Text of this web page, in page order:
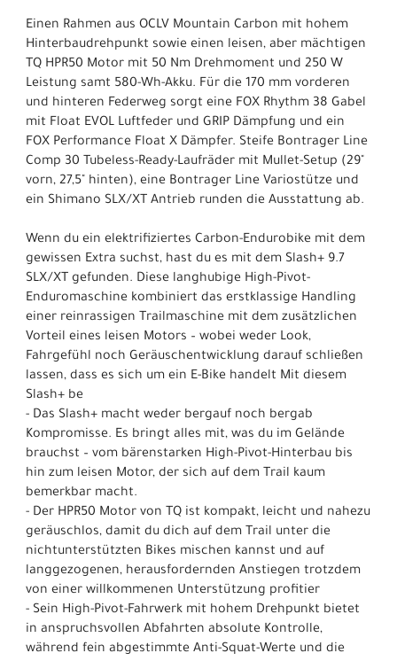
Einen Rahmen aus OCLV Mountain Carbon mit hohem
Hinterbaudrehpunkt sowie einen leisen, aber mächtigen
TQ HPR50 Motor mit 50 Nm Drehmoment und 250 W
Leistung samt 580-Wh-Akku. Für die 170 mm vorderen
und hinteren Federweg sorgt eine FOX Rhythm 38 Gabel
mit Float EVOL Luftfeder und GRIP Dämpfung und ein
FOX Performance Float X Dämpfer. Steife Bontrager Line
Comp 30 Tubeless-Ready-Laufräder mit Mullet-Setup (29"
vorn, 27,5" hinten), eine Bontrager Line Variostütze und
ein Shimano SLX/XT Antrieb runden die Ausstattung ab.
Wenn du ein elektrifiziertes Carbon-Endurobike mit dem
gewissen Extra suchst, hast du es mit dem Slash+ 9.7
SLX/XT gefunden. Diese langhubige High-Pivot-
Enduromaschine kombiniert das erstklassige Handling
einer reinrassigen Trailmaschine mit dem zusätzlichen
Vorteil eines leisen Motors – wobei weder Look,
Fahrgefühl noch Geräuschentwicklung darauf schließen
lassen, dass es sich um ein E-Bike handelt Mit diesem
Slash+ be
- Das Slash+ macht weder bergauf noch bergab
Kompromisse. Es bringt alles mit, was du im Gelände
brauchst – vom bärenstarken High-Pivot-Hinterbau bis
hin zum leisen Motor, der sich auf dem Trail kaum
bemerkbar macht.
- Der HPR50 Motor von TQ ist kompakt, leicht und nahezu
geräuschlos, damit du dich auf dem Trail unter die
nichtunterstützten Bikes mischen kannst und auf
langgezogenen, herausfordernden Anstiegen trotzdem
von einer willkommenen Unterstützung profitier
- Sein High-Pivot-Fahrwerk mit hohem Drehpunkt bietet
in anspruchsvollen Abfahrten absolute Kontrolle,
während fein abgestimmte Anti-Squat-Werte und die